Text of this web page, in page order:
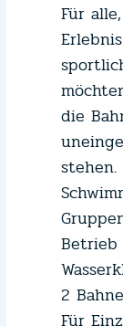
Für
die
2